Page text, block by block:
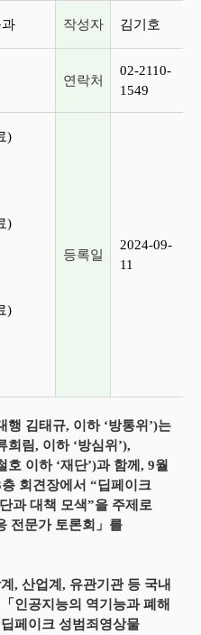
작성자 김기호
연락처
02-2110-
1549
)
)
)
등록일
2024-09-
11
김태규, 이하 ‘방통위’)는
림, 이하 ‘방심위’),
이하 ‘재단’)과 함께, 9월
회견장에서 “딥페이크
과 대책 모색”을 주제로
전문가 토론회」를
, 산업계, 유관기관 등 국내
인공지능의 역기능과 폐해
페이크 성범죄영상물